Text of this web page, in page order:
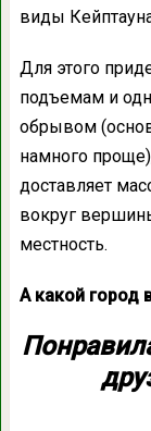
виды
Для этого
подъемам и
обрывом
намного
доставляет
вокруг
местность.
А какой город